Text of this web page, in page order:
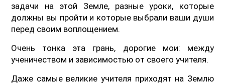
задачи на этой Земле, разные уроки, которые
должны вы пройти и которые выбрали ваши души
перед своим воплощением.
Очень тонка эта грань, дорогие мои: между
ученичеством и зависимостью от своего учителя.
Даже самые великие учителя приходят на Землю